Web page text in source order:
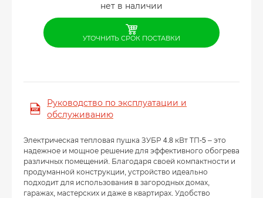
нет в наличии
УТОЧНИТЬ СРОК ПОСТАВКИ
Руководство по эксплуатации и
обслуживанию
Электрическая тепловая пушка ЗУБР 4.8 кВт ТП-5 – это
надежное и мощное решение для эффективного обогрева
различных помещений. Благодаря своей компактности и
продуманной конструкции, устройство идеально
подходит для использования в загородных домах,
гаражах, мастерских и даже в квартирах. Удобство